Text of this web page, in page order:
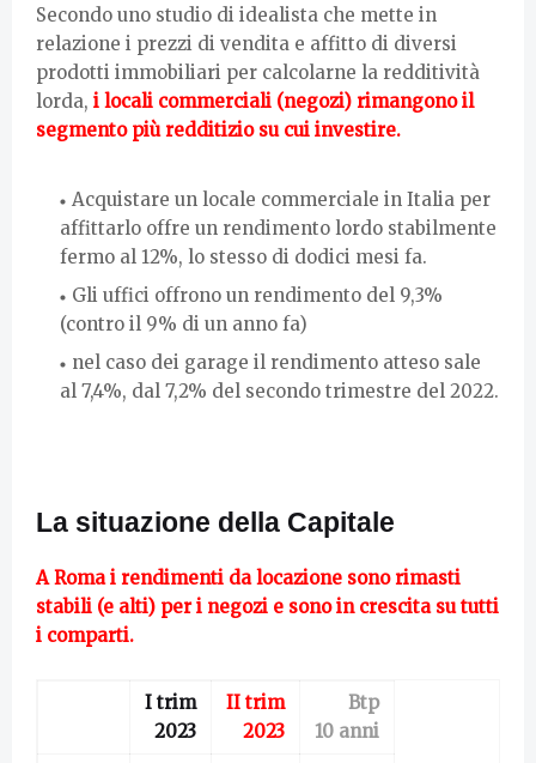
Secondo uno studio di idealista che mette in
relazione i prezzi di vendita e affitto di diversi
prodotti immobiliari per calcolarne la redditività
lorda, i locali commerciali (negozi) rimangono il
segmento più redditizio su cui investire.
Acquistare un locale commerciale in Italia per
affittarlo offre un rendimento lordo stabilmente
fermo al 12%, lo stesso di dodici mesi fa.
Gli uffici offrono un rendimento del 9,3%
(contro il 9% di un anno fa)
nel caso dei garage il rendimento atteso sale
al 7,4%, dal 7,2% del secondo trimestre del 2022.
La situazione della Capitale
A Roma i rendimenti da locazione sono rimasti
stabili (e alti) per i negozi e sono in crescita su tutti
i comparti.
I trim
2023
II trim
2023
Btp
10 anni